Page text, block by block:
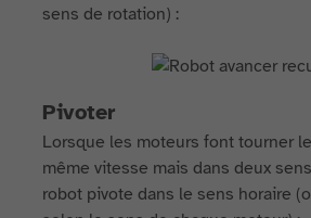
sens de rotation) :
Pivoter
Lorsque les moteurs font tourner
même vitesse mais dans deux
robot pivote dans le sens horaire